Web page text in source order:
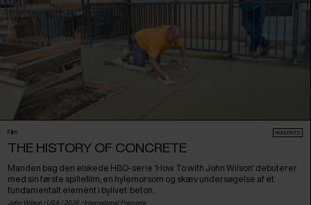
Film HIGHLIGHTS
THE HISTORY OF CONCRETE
Manden bag den elskede HBO-serie ‘How To with John Wilson' debuterer
med sin første spillefilm, en hylemorsom og skæv undersøgelse af et
fundamentalt element i bylivet: beton.
John Wilson / USA / 2026 / International Premiere